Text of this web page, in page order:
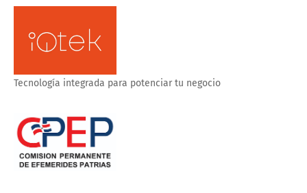
Tecnología integrada para potenciar tu negocio